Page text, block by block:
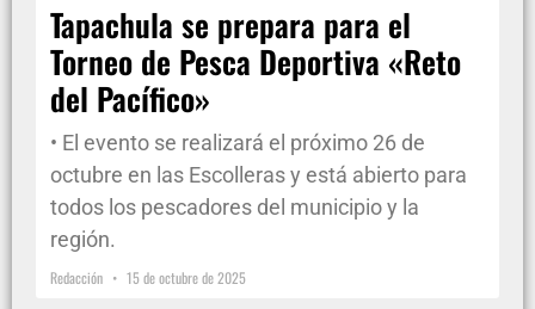
Tapachula se prepara para el
Torneo de Pesca Deportiva «Reto
del Pacífico»
• El evento se realizará el próximo 26 de
octubre en las Escolleras y está abierto para
todos los pescadores del municipio y la
región.
Redacción 15 de octubre de 2025